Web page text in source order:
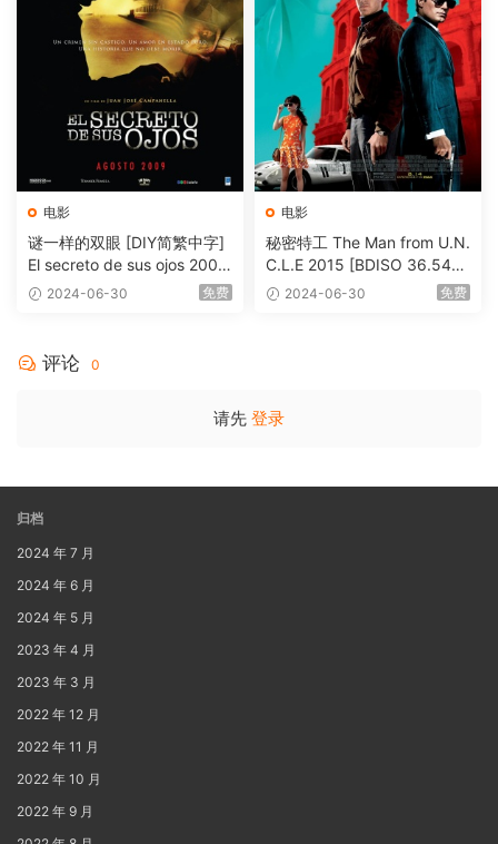
电影
谜一样的双眼 [DIY简繁中字]
El secreto de sus ojos 2009
1080p Blu-ray AVC DTS-HD
2024-06-30 免费
电影
秘密特工 The Man from U.N.
C.L.E 2015 [BDISO 36.54G
B] 2024-06-30 免费
评论 0
请先 登录
归档
2024 年 7 月
2024 年 6 月
2024 年 5 月
2023 年 4 月
2023 年 3 月
2022 年 12 月
2022 年 11 月
2022 年 10 月
2022 年 9 月